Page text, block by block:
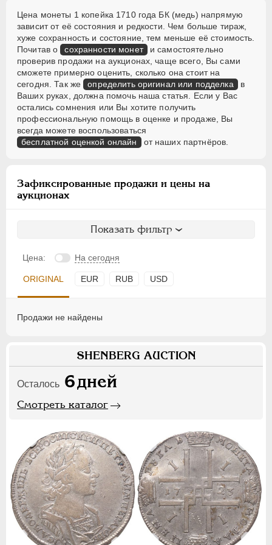
Цена монеты 1 копейка 1710 года БК (медь) напрямую
зависит от её состояния и редкости. Чем больше тираж,
хуже сохранность и состояние, тем меньше её стоимость.
Почитав о сохранности монет и самостоятельно
проверив продажи на аукционах, чаще всего, Вы сами
сможете примерно оценить, сколько она стоит на
сегодня. Так же определить оригинал или подделка в
Ваших руках, должна помочь наша статья. Если у Вас
остались сомнения или Вы хотите получить
профессиональную помощь в оценке и продаже, Вы
всегда можете воспользоваться
бесплатной оценкой онлайн от наших партнёров.
Зафиксированные продажи и цены на
аукционах
Показать фильтр
Цена: На сегодня
ORIGINAL EUR RUB USD
Продажи не найдены
SHENBERG AUCTION
Осталось 6дней
Смотреть каталог